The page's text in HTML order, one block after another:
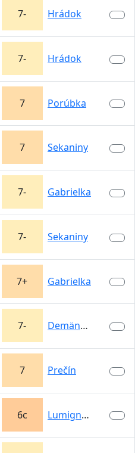
7- Hrádok
7- Hrádok
7 Porúbka
7 Sekaniny
7- Gabrielka
7- Sekaniny
7+ Gabrielka
7- Demänovská…
7 Prečín
6c Lumignano